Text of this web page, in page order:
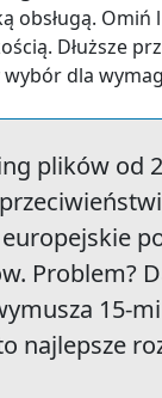
obsługą.
Dłuższe
dla
plików od
Problem?
15-
najlepsze